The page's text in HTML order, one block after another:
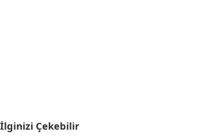
İlginizi Çekebilir